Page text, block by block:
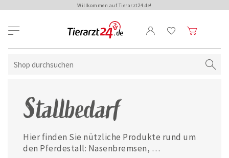
Willkommen auf Tierarzt24.de!
Stallbedarf
Hier finden Sie nützliche Produkte rund um
den Pferdestall: Nasenbremsen,